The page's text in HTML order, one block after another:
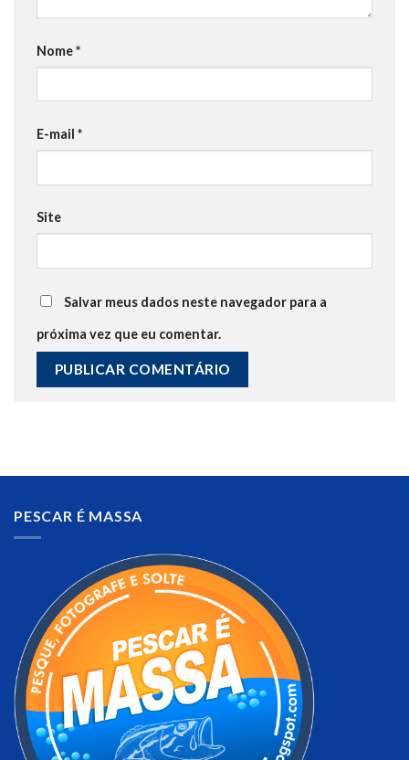
Nome*
E-mail *
Site
Salvar meus dados neste navegador para a
próxima vez que eu comentar.
PESCAR É MASSA